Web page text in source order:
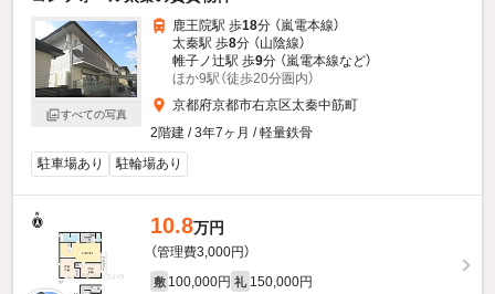
すべての写真
鹿王院駅 歩18分 （嵐電本線）
太秦駅 歩8分 （山陰線）
帷子ノ辻駅 歩9分 （嵐電本線など）
ほか9駅（徒歩20分圏内）
京都府京都市右京区太秦中筋町
2階建 / 3年7ヶ月 / 軽量鉄骨
駐車場あり
駐輪場あり
10.8万円
（管理費3,000円）
敷 100,000円 礼 150,000円